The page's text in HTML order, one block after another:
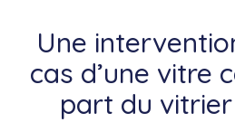
Une
cas d’une vitre
part du